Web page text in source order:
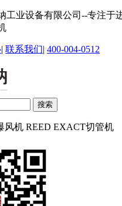
工业设备有限公司--专注于
| 联系我们| 400-004-0512
搜索
风机 REED EXACT切管机